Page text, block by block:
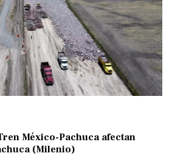
México-Pachuca afectan
(Milenio)